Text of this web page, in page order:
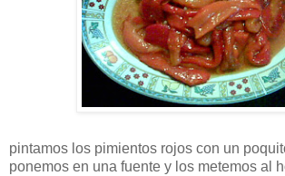
pintamos los pimientos rojos con un
ponemos en una fuente y los metemos al